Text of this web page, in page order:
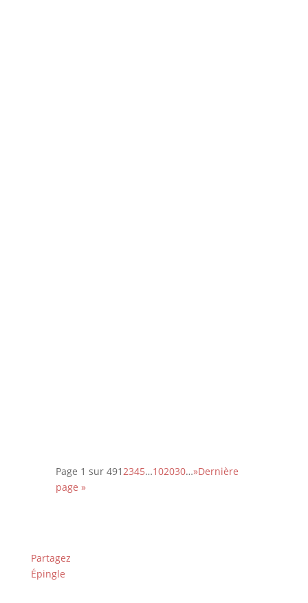
Page 1 sur 4912345…102030…»Dernière
page »
Partagez
Épingle